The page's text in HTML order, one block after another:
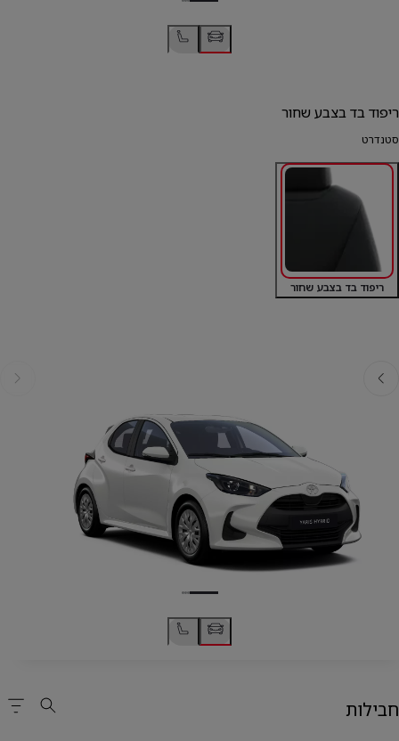
ריפוד בד בצבע שחור
סטנדרט
ריפוד בד בצבע שחור
אחורה
חבילות